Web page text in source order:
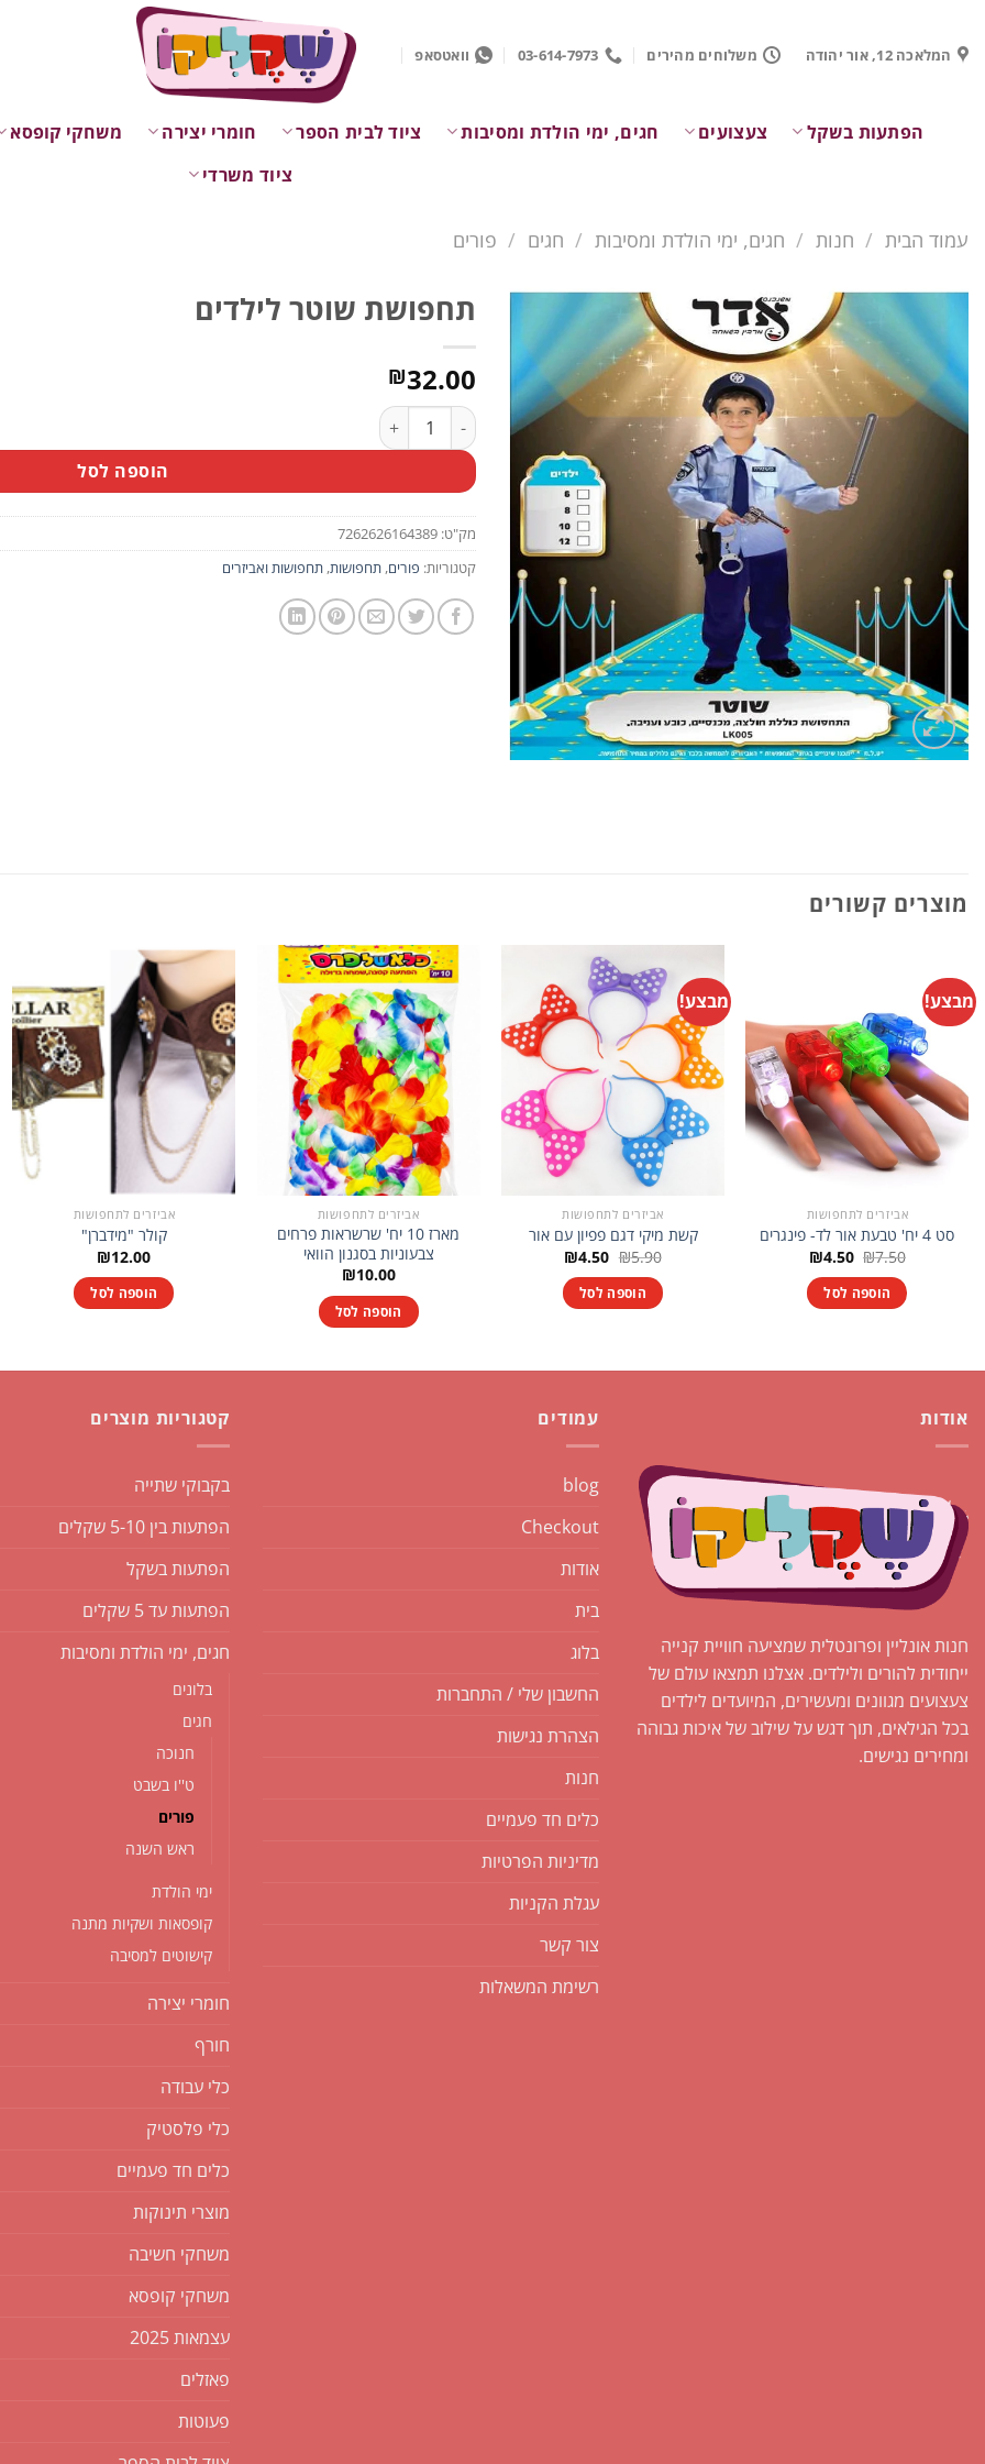
contentהמלאכה 12, אור יהודה משלוחים מהירים 03-614-7973 וואטסאפ
הפתעות בשקל צעצועים חגים, ימי הולדת ומסיבות ציוד לבית הספר חומרי יצירה משחקי קופסא
ציוד משרדי
עמוד הבית / חנות / חגים, ימי הולדת ומסיבות / חגים / פורים
תחפושת שוטר לילדים
₪32.00
כמות של תחפושת שוטר לילדים
הוספה לסל
מק"ט: 7262626164389
קטגוריות: פורים, תחפושות, תחפושות ואביזרים
מוצרים קשורים
מבצע!
אביזרים לתחפושות
סט 4 יח' טבעת אור לד- פינגרים
₪7.50 המחיר
היה:
₪7.50.
₪4.50
הוא:
₪4.50. הוספה לסל
מבצע!
אביזרים לתחפושות
קשת מיקי דגם פפיון עם אור
₪5.90 המחיר
היה:
₪5.90.
₪4.50 המחיר
הוא:
₪4.50. הוספה לסל
אביזרים לתחפושות
מארז 10 יח' שרשראות פרחים
צבעוניות בסגנון הוואי
₪10.00
הוספה לסל
אביזרים לתחפושות
קולר "מידברן"
₪12.00
הוספה לסל
אודות
חנות אונליין ופרונטלית שמציעה חוויית קנייה
ייחודית להורים ולילדים. אצלנו תמצאו עולם של
צעצועים מגוונים ומעשירים, המיועדים לילדים
בכל הגילאים, תוך דגש על שילוב של איכות גבוהה
ומחירים נגישים.
עמודים
blog
Checkout
אודות
בית
בלוג
החשבון שלי / התחברות
הצהרת נגישות
חנות
כלים חד פעמיים
מדיניות הפרטיות
עגלת הקניות
צור קשר
רשימת המשאלות
קטגוריות מוצרים
בקבוקי שתייה
הפתעות בין 5-10 שקלים
הפתעות בשקל
הפתעות עד 5 שקלים
חגים, ימי הולדת ומסיבות
בלונים
חגים
חנוכה
ט''ו בשבט
פורים
ראש השנה
ימי הולדת
קופסאות ושקיות מתנה
קישוטים למסיבה
חומרי יצירה
חורף
כלי עבודה
כלי פלסטיק
כלים חד פעמיים
מוצרי תינוקות
משחקי חשיבה
משחקי קופסא
עצמאות 2025
פאזלים
פעוטות